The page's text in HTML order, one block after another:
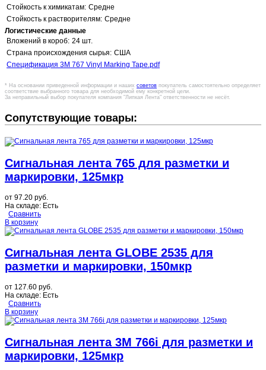
Стойкость к химикатам: Средне
Стойкость к растворителям: Средне
Логистические данные
Вложений в короб: 24 шт.
Страна происхождения сырья: США
Спецификация 3M 767 Vinyl Marking Tape.pdf
* На основании приведенной информации и наших советов покупатель самостоятельно определяет
соответствие выбранного товара для необходимой ему конкретной цели.
За неправильный выбор покупателя компания "Липкая Лента" ответственности не несёт.
Сопутствующие товары:
Сигнальная лента 765 для разметки и
маркировки, 125мкр
от 97.20 руб.
На складе: Есть
Сравнить
В корзину
Сигнальная лента GLOBE 2535 для
разметки и маркировки, 150мкр
от 127.60 руб.
На складе: Есть
Сравнить
В корзину
Сигнальная лента 3M 766i для разметки и
маркировки, 125мкр